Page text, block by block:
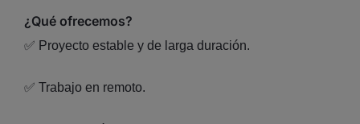
¿Qué ofrecemos?
✅ Proyecto estable y de larga duración.
✅ Trabajo en remoto.